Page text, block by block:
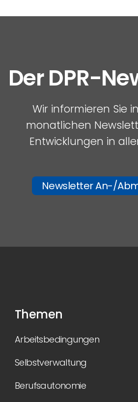
Der DPR-
Wir informieren Sie
monatlichen
Entwicklungen in
Newsletter An-/
Themen
Arbeitsbedingungen
Selbstverwaltung
Berufsautonomie